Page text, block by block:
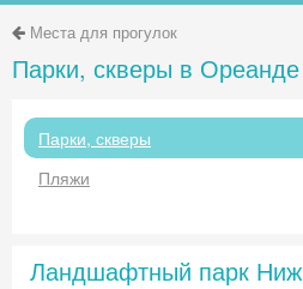
Места для прогулок
Парки, скверы в Ореанде
Парки, скверы
Пляжи
Ландшафтный парк